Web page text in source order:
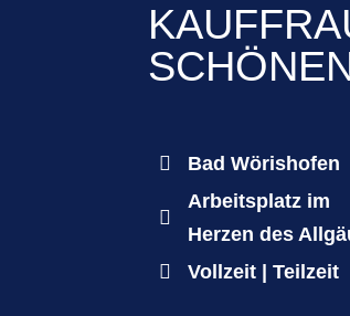
 Bad Wörishofen

Arbeitsplatz im
Herzen des

Vollzeit | Teilzeit